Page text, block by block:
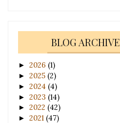
BLOG ARCHIVE
► 2026 (1)
► 2025 (2)
► 2024 (4)
► 2023 (14)
► 2022 (42)
► 2021 (47)